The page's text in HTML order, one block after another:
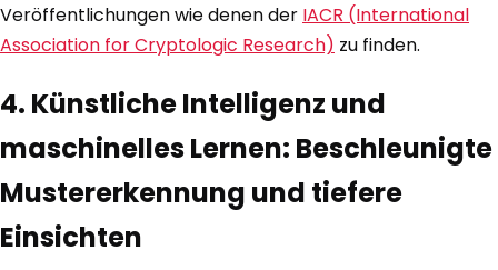
Veröffentlichungen wie denen der IACR (International
Association for Cryptologic Research) zu finden.
4. Künstliche Intelligenz und
maschinelles Lernen: Beschleunigte
Mustererkennung und tiefere
Einsichten